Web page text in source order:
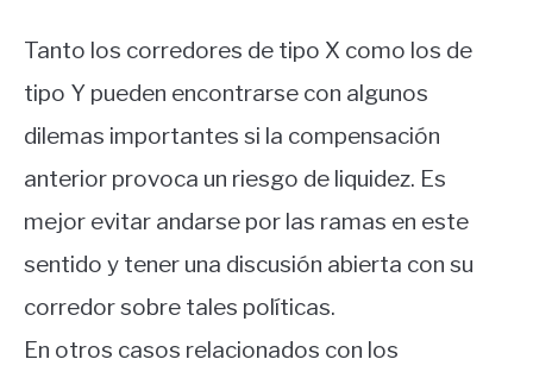
Tanto los corredores de tipo X como los de
tipo Y pueden encontrarse con algunos
dilemas importantes si la compensación
anterior provoca un riesgo de liquidez. Es
mejor evitar andarse por las ramas en este
sentido y tener una discusión abierta con su
corredor sobre tales políticas.
En otros casos relacionados con los